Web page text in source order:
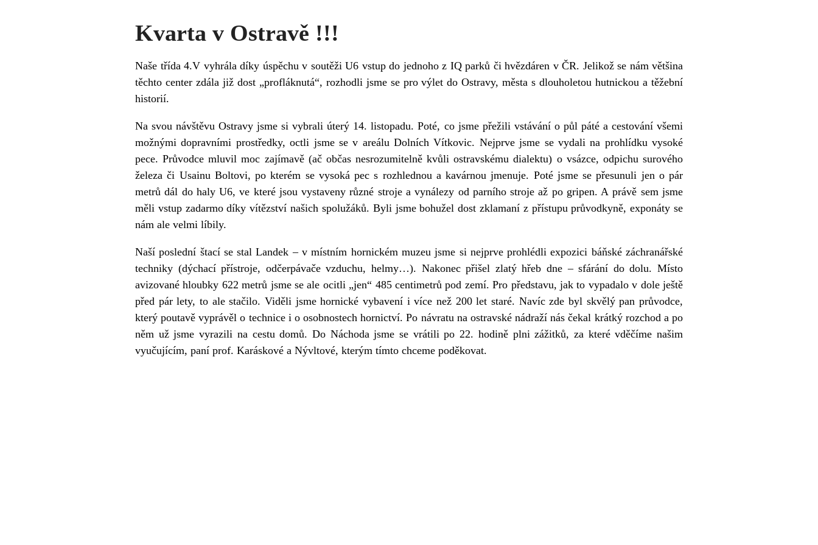
Kvarta v Ostravě !!!
Naše třída 4.V vyhrála díky úspěchu v soutěži U6 vstup do jednoho z IQ parků či hvězdáren v ČR. Jelikož se nám většina
těchto center zdála již dost „profláknutá“, rozhodli jsme se pro výlet do Ostravy, města s dlouholetou hutnickou a těžební
historií.
Na svou návštěvu Ostravy jsme si vybrali úterý 14. listopadu. Poté, co jsme přežili vstávání o půl páté a cestování všemi
možnými dopravními prostředky, octli jsme se v areálu Dolních Vítkovic. Nejprve jsme se vydali na prohlídku vysoké
pece. Průvodce mluvil moc zajímavě (ač občas nesrozumitelně kvůli ostravskému dialektu) o vsázce, odpichu surového
železa či Usainu Boltovi, po kterém se vysoká pec s rozhlednou a kavárnou jmenuje. Poté jsme se přesunuli jen o pár
metrů dál do haly U6, ve které jsou vystaveny různé stroje a vynálezy od parního stroje až po gripen. A právě sem jsme
měli vstup zadarmo díky vítězství našich spolužáků. Byli jsme bohužel dost zklamaní z přístupu průvodkyně, exponáty se
nám ale velmi líbily.
Naší poslední štací se stal Landek – v místním hornickém muzeu jsme si nejprve prohlédli expozici báňské záchranářské
techniky (dýchací přístroje, odčerpávače vzduchu, helmy…). Nakonec přišel zlatý hřeb dne – sfárání do dolu. Místo
avizované hloubky 622 metrů jsme se ale ocitli „jen“ 485 centimetrů pod zemí. Pro představu, jak to vypadalo v dole ještě
před pár lety, to ale stačilo. Viděli jsme hornické vybavení i více než 200 let staré. Navíc zde byl skvělý pan průvodce,
který poutavě vyprávěl o technice i o osobnostech hornictví. Po návratu na ostravské nádraží nás čekal krátký rozchod a po
něm už jsme vyrazili na cestu domů. Do Náchoda jsme se vrátili po 22. hodině plni zážitků, za které vděčíme našim
vyučujícím, paní prof. Karáskové a Nývltové, kterým tímto chceme poděkovat.